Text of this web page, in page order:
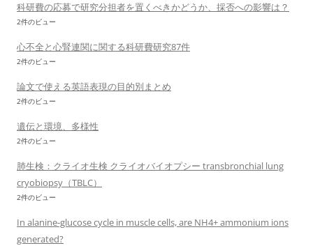
科研費の応募で研究分担者を置くべきかどうか、採否への影響は？
2件のビュー
心不全と心腎連関に関する科研費研究87件
2件のビュー
論文で使える英語表現の目的別まとめ
2件のビュー
遺伝と環境、多様性
2件のビュー
肺生検：クライオ生検 クライオバイオプシー transbronchial lung
cryobiopsy（TBLC）
2件のビュー
In alanine-glucose cycle in muscle cells, are NH4+ ammonium ions
generated?